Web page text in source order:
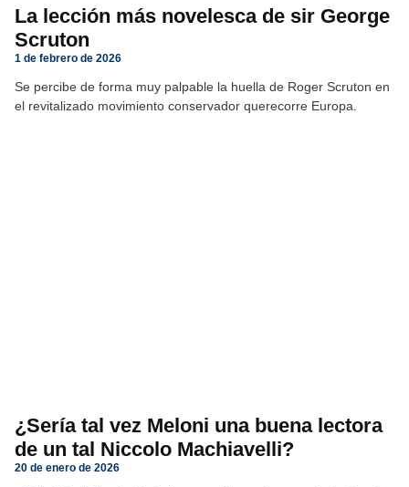
La lección más novelesca de sir George
Scruton
1 de febrero de 2026
Se percibe de forma muy palpable la huella de Roger Scruton en
el revitalizado movimiento conservador querecorre Europa.
¿Sería tal vez Meloni una buena lectora
de un tal Niccolo Machiavelli?
20 de enero de 2026